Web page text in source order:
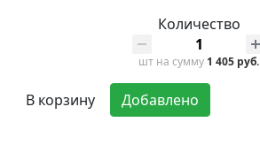
Количество
шт на сумму 1 405 руб.
В корзину Добавлено